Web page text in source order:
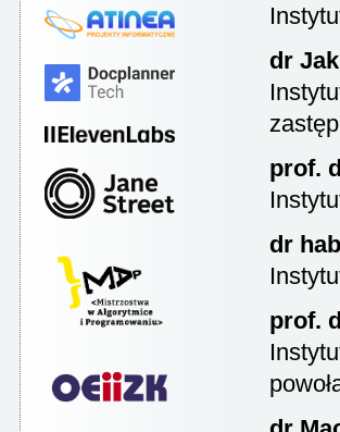
dr
prof.
dr
prof.